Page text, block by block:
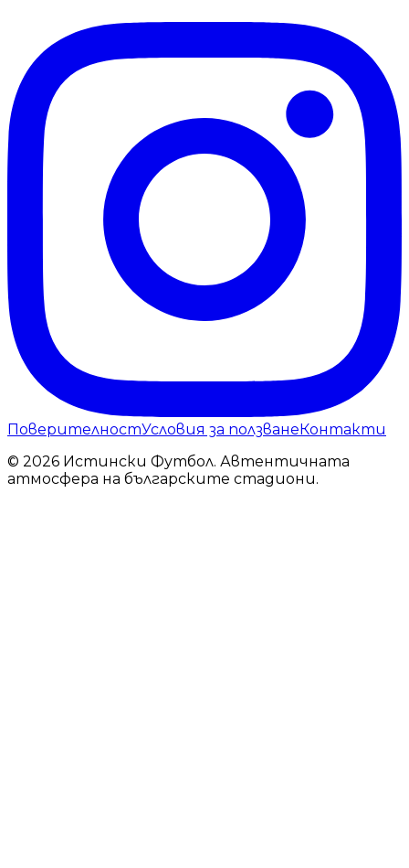
ПоверителностУсловия за ползванеКонтакти
© 2026 Истински Футбол. Автентичната
атмосфера на българските стадиони.